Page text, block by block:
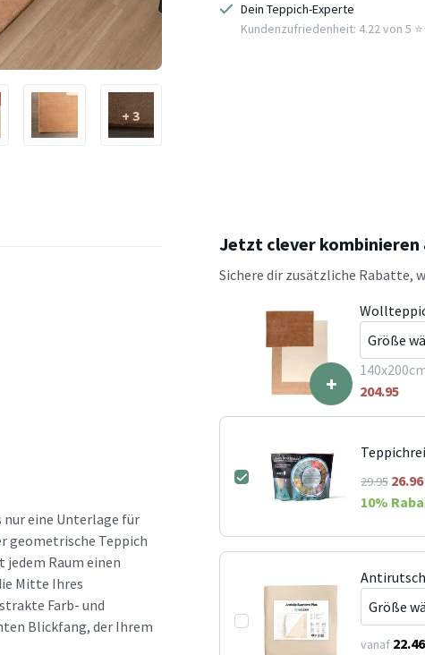
+ 3
Dein Teppich-Experte
Kundenzufriedenheit: 4.22 von 5
eine Unterlage für
geometrische Teppich
Raum einen
Mitte Ihres
Farb- und
Blickfang, der Ihrem
Jetzt clever kombinieren
Sichere dir zusätzliche Rabatte,
+
204.95
29.95 26.96
10%
vanaf 22.46